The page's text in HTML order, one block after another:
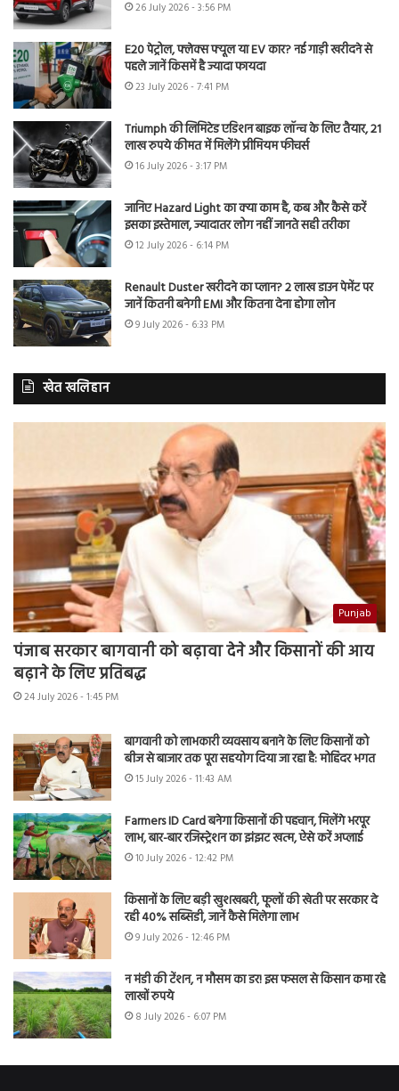
26 July 2026 - 3:56 PM
E20 पेट्रोल, फ्लेक्स फ्यूल या EV कार? नई गाड़ी खरीदने से
पहले जानें किसमें है ज्यादा फायदा
23 July 2026 - 7:41 PM
Triumph की लिमिटेड एडिशन बाइक लॉन्च के लिए तैयार, 21
लाख रुपये कीमत में मिलेंगे प्रीमियम फीचर्स
16 July 2026 - 3:17 PM
जानिए Hazard Light का क्या काम है, कब और कैसे करें
इसका इस्तेमाल, ज्यादातर लोग नहीं जानते सही तरीका
12 July 2026 - 6:14 PM
Renault Duster खरीदने का प्लान? 2 लाख डाउन पेमेंट पर
जानें कितनी बनेगी EMI और कितना देना होगा लोन
9 July 2026 - 6:33 PM
खेत खलिहान
Punjab
पंजाब सरकार बागवानी को बढ़ावा देने और किसानों की आय
बढ़ाने के लिए प्रतिबद्ध
24 July 2026 - 1:45 PM
बागवानी को लाभकारी व्यवसाय बनाने के लिए किसानों को
बीज से बाजार तक पूरा सहयोग दिया जा रहा है: मोहिंदर भगत
15 July 2026 - 11:43 AM
Farmers ID Card बनेगा किसानों की पहचान, मिलेंगे भरपूर
लाभ, बार-बार रजिस्ट्रेशन का झंझट खत्म, ऐसे करें अप्लाई
10 July 2026 - 12:42 PM
किसानों के लिए बड़ी खुशखबरी, फूलों की खेती पर सरकार दे
रही 40% सब्सिडी, जानें कैसे मिलेगा लाभ
9 July 2026 - 12:46 PM
न मंडी की टेंशन, न मौसम का डर! इस फसल से किसान कमा रहे
लाखों रुपये
8 July 2026 - 6:07 PM